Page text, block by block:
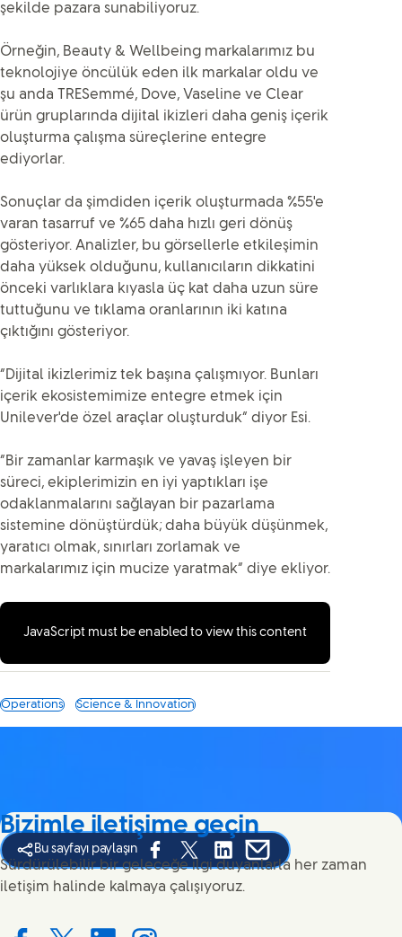
şekilde pazara sunabiliyoruz.
Örneğin, Beauty & Wellbeing markalarımız bu
teknolojiye öncülük eden ilk markalar oldu ve
şu anda TRESemmé, Dove, Vaseline ve Clear
ürün gruplarında dijital ikizleri daha geniş içerik
oluşturma çalışma süreçlerine entegre
ediyorlar.
Sonuçlar da şimdiden içerik oluşturmada %55'e
varan tasarruf ve %65 daha hızlı geri dönüş
gösteriyor. Analizler, bu görsellerle etkileşimin
daha yüksek olduğunu, kullanıcıların dikkatini
önceki varlıklara kıyasla üç kat daha uzun süre
tuttuğunu ve tıklama oranlarının iki katına
çıktığını gösteriyor.
“Dijital ikizlerimiz tek başına çalışmıyor. Bunları
içerik ekosistemimize entegre etmek için
Unilever'de özel araçlar oluşturduk” diyor Esi.
“Bir zamanlar karmaşık ve yavaş işleyen bir
süreci, ekiplerimizin en iyi yaptıkları işe
odaklanmalarını sağlayan bir pazarlama
sistemine dönüştürdük; daha büyük düşünmek,
yaratıcı olmak, sınırları zorlamak ve
markalarımız için mucize yaratmak” diye ekliyor.
JavaScript must be enabled to view this content
Operations Science & Innovation
Bu sayfayı paylaşın
Share this page on Facebook
Share this page on X
Share this page on Linked In
Share this page on E-
Bizimle iletişime geçin
Sürdürülebilir bir geleceğe ilgi duyanlarla her zaman
iletişim halinde kalmaya çalışıyoruz.